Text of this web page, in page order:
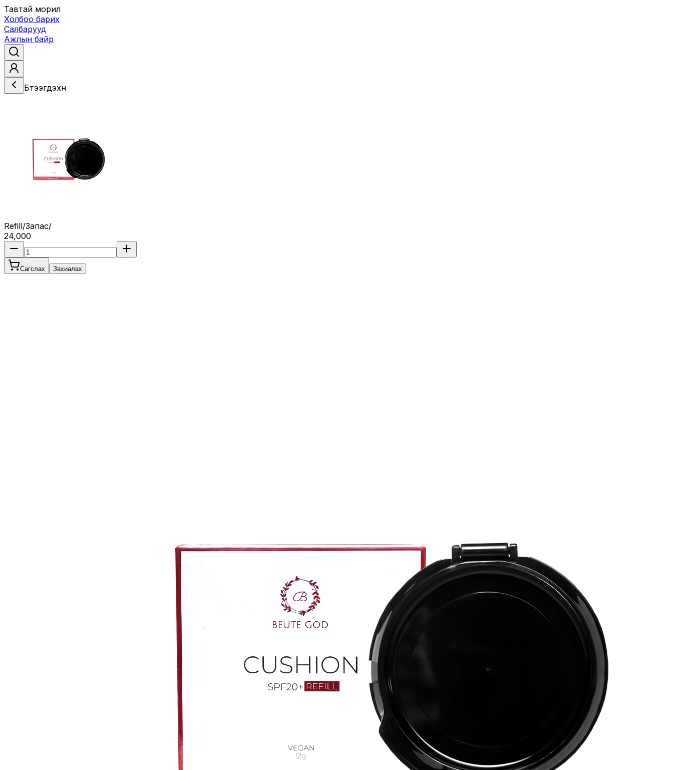
Тавтай морил
Холбоо барих
Салбарууд
Ажлын байр
Бүтээгдэхүүн
Refill/Запас/
24,000
Сагслах Захиалах